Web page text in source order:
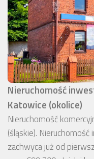
Nieruchomość
Katowice (okolice)
Nieruchomość
(śląskie).
zachwyca już od